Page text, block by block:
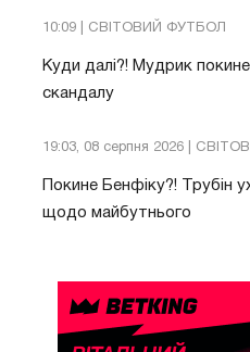
10:09 | СВІТОВИЙ ФУТБОЛ
Куди далі?! Мудрик покине
скандалу
19:03, 08 серпня 2026 |
Покине Бенфіку?! Трубін
щодо майбутнього